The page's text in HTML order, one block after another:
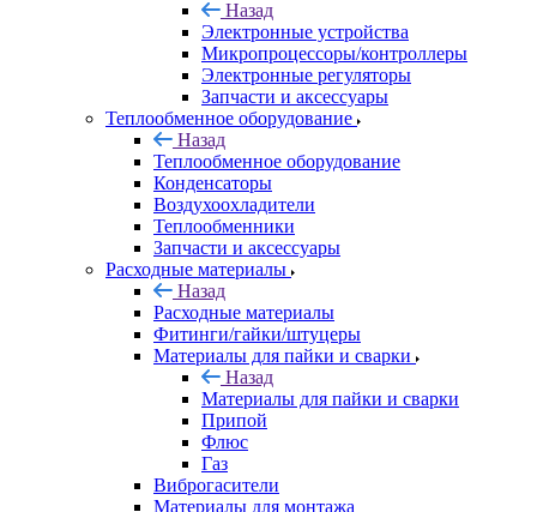
Назад
Электронные устройства
Микропроцессоры/контроллеры
Электронные регуляторы
Запчасти и аксессуары
Теплообменное оборудование
Назад
Теплообменное оборудование
Конденсаторы
Воздухоохладители
Теплообменники
Запчасти и аксессуары
Расходные материалы
Назад
Расходные материалы
Фитинги/гайки/штуцеры
Материалы для пайки и сварки
Назад
Материалы для пайки и сварки
Припой
Флюс
Газ
Виброгасители
Материалы для монтажа